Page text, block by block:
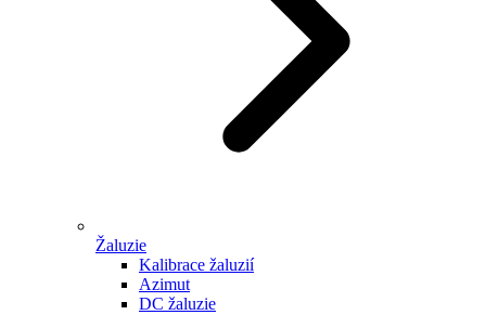
Žaluzie
Kalibrace žaluzií
Azimut
DC žaluzie